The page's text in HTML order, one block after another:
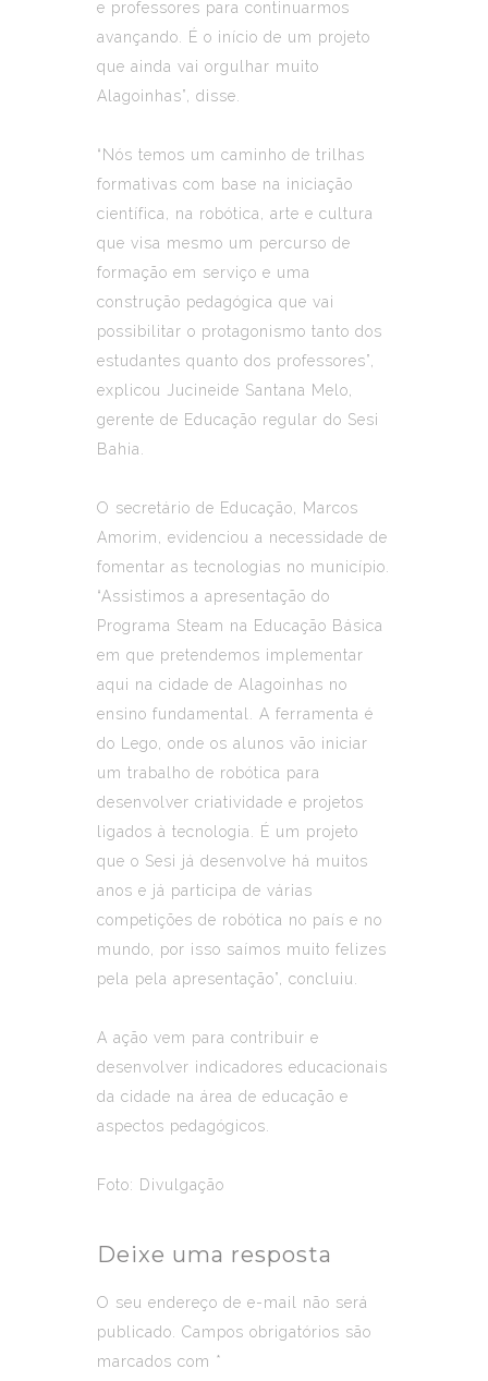
e professores para continuarmos
avançando. É o início de um projeto
que ainda vai orgulhar muito
Alagoinhas”, disse.
“Nós temos um caminho de trilhas
formativas com base na iniciação
científica, na robótica, arte e cultura
que visa mesmo um percurso de
formação em serviço e uma
construção pedagógica que vai
possibilitar o protagonismo tanto dos
estudantes quanto dos professores”,
explicou Jucineide Santana Melo,
gerente de Educação regular do Sesi
Bahia.
O secretário de Educação, Marcos
Amorim, evidenciou a necessidade de
fomentar as tecnologias no município.
“Assistimos a apresentação do
Programa Steam na Educação Básica
em que pretendemos implementar
aqui na cidade de Alagoinhas no
ensino fundamental. A ferramenta é
do Lego, onde os alunos vão iniciar
um trabalho de robótica para
desenvolver criatividade e projetos
ligados à tecnologia. É um projeto
que o Sesi já desenvolve há muitos
anos e já participa de várias
competições de robótica no país e no
mundo, por isso saímos muito felizes
pela pela apresentação”, concluiu.
A ação vem para contribuir e
desenvolver indicadores educacionais
da cidade na área de educação e
aspectos pedagógicos.
Foto: Divulgação
Deixe uma resposta
O seu endereço de e-mail não será
publicado.
Campos obrigatórios são
marcados com *